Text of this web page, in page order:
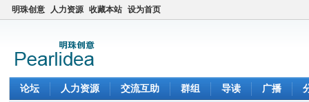
明珠创意 人力资源 收藏本站 设为首页
论坛 人力资源 交流互助 群组 导读 广播